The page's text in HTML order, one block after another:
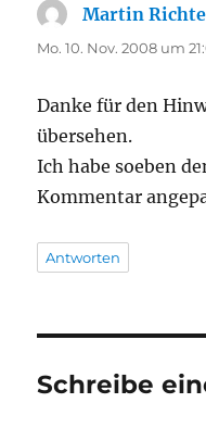
Martin
Mo. 10. Nov. 2008 um
Danke für den
übersehen.
Ich habe soeben
Kommentar
Antworten
Schreibe